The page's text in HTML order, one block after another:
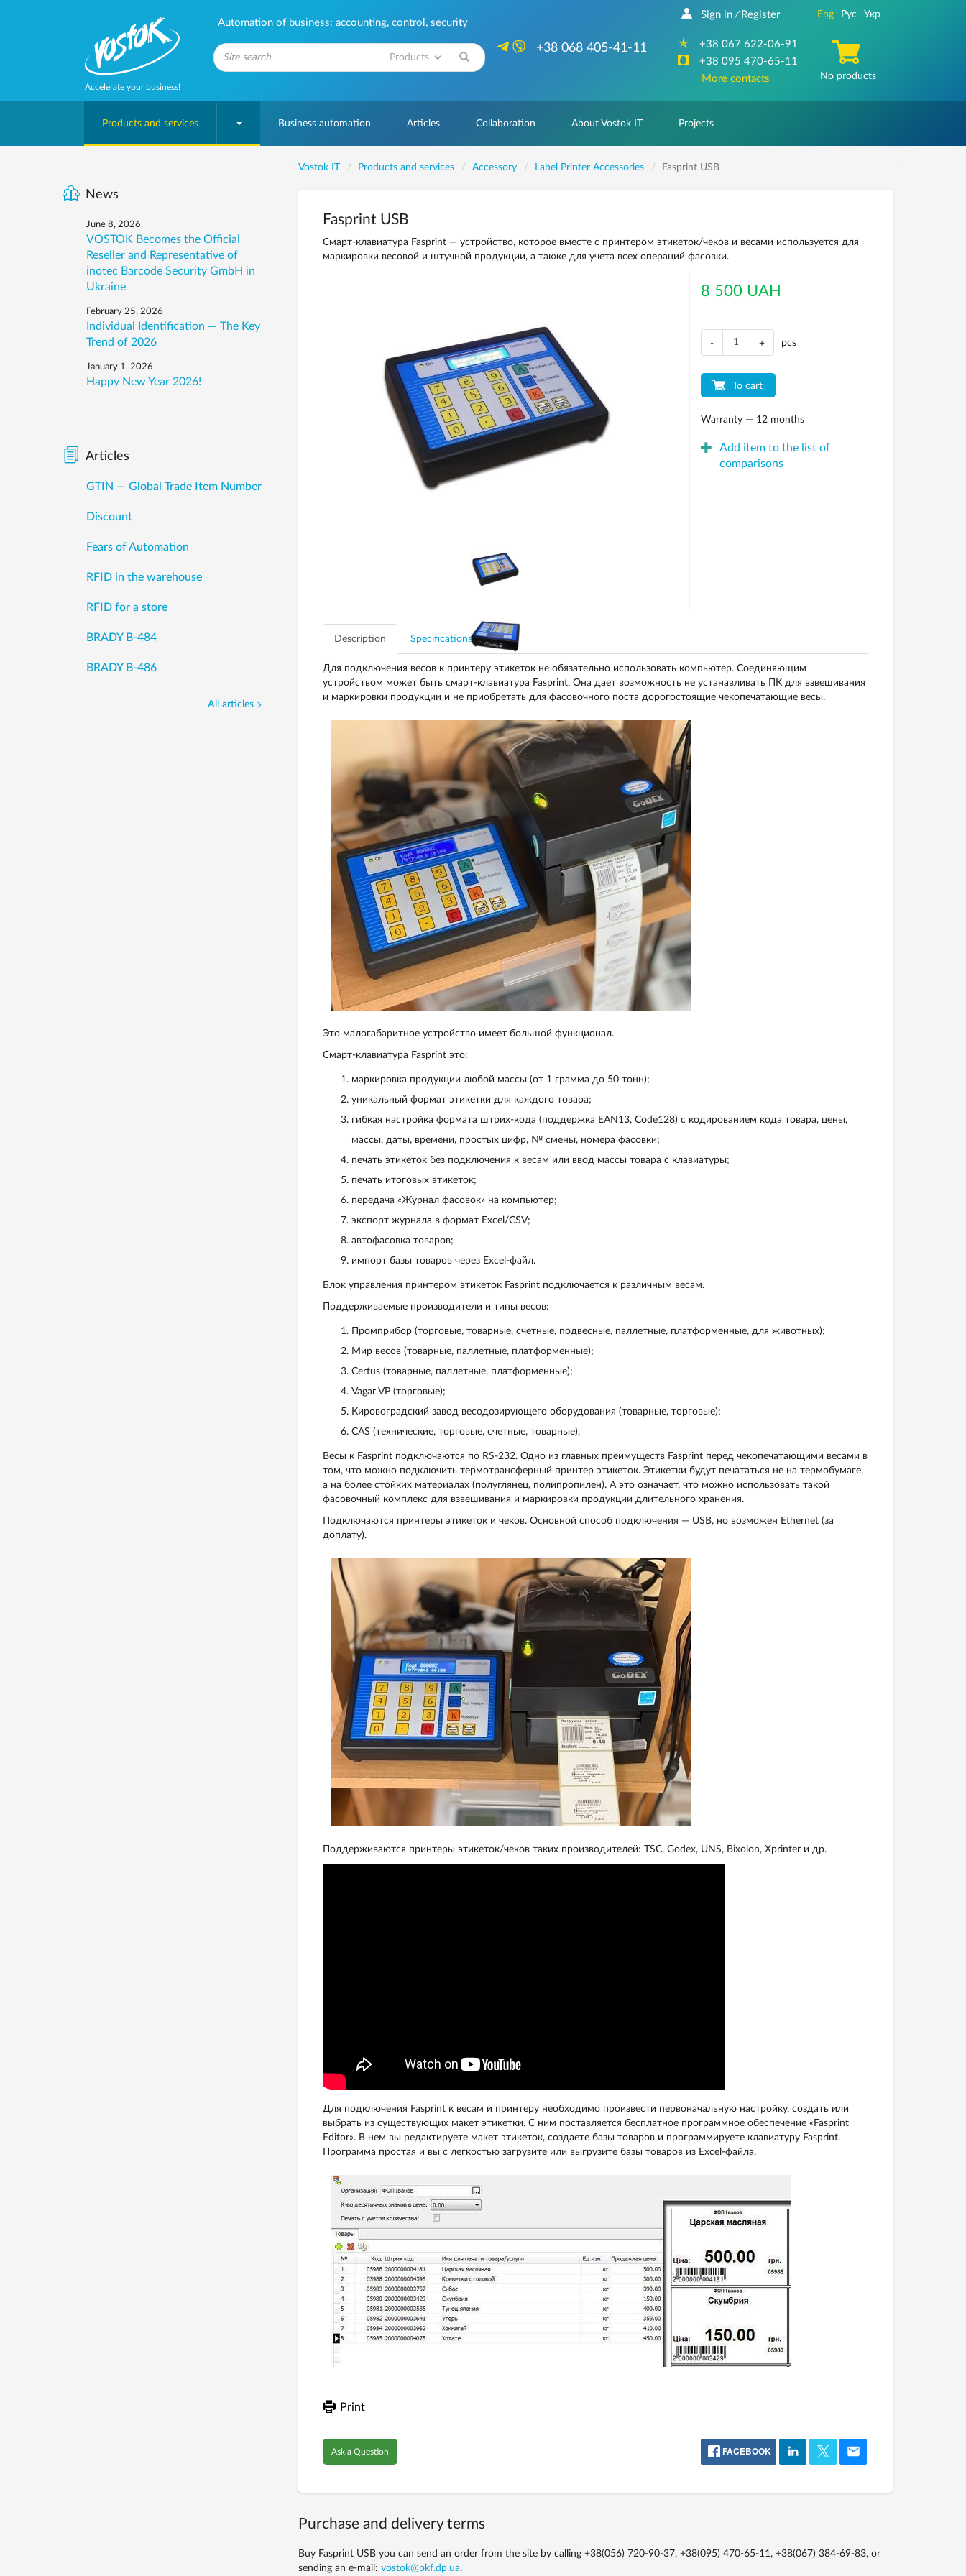
Accelerate your business!
Automation of business: accounting, control, security
+38 068 405-41-11
Sign in / Register
+38 067 622-06-91
+38 095 470-65-11
More contacts
Eng Рус Укр
No products
Products and services Business automation Articles Collaboration About Vostok IT Projects
Vostok IT Products and services Accessory Label Printer Accessories Fasprint USB
Fasprint USB
Cмарт-клавиатура Fasprint — устройство, которое вместе с принтером этикеток/чеков и весами используется для
маркировки весовой и штучной продукции, а также для учета всех операций фасовки.
8 500 UAH
- + pcs
To cart
Warranty — 12 months
Add item to the list of
comparisons
Description Specifications
Для подключения весов к принтеру этикеток не обязательно использовать компьютер. Соединяющим
устройством может быть смарт-клавиатура Fasprint. Она дает возможность не устанавливать ПК для взвешивания
и маркировки продукции и не приобретать для фасовочного поста дорогостоящие чекопечатающие весы.
Это малогабаритное устройство имеет большой функционал.
Смарт-клавиатура Fasprint это:
маркировка продукции любой массы (от 1 грамма до 50 тонн);
уникальный формат этикетки для каждого товара;
гибкая настройка формата штрих-кода (поддержка EAN13, Code128) с кодированием кода товара, цены,
массы, даты, времени, простых цифр, № смены, номера фасовки;
печать этикеток без подключения к весам или ввод массы товара с клавиатуры;
печать итоговых этикеток;
передача «Журнал фасовок» на компьютер;
экспорт журнала в формат Excel/CSV;
автофасовка товаров;
импорт базы товаров через Excel-файл.
Блок управления принтером этикеток Fasprint подключается к различным весам.
Поддерживаемые производители и типы весов:
Промприбор (торговые, товарные, счетные, подвесные, паллетные, платформенные, для животных);
Мир весов (товарные, паллетные, платформенные);
Certus (товарные, паллетные, платформенные);
Vagar VP (торговые);
Кировоградский завод весодозирующего оборудования (товарные, торговые);
CAS (технические, торговые, счетные, товарные).
Весы к Fasprint подключаются по RS-232. Одно из главных преимуществ Fasprint перед чекопечатающими весами в
том, что можно подключить термотрансферный принтер этикеток. Этикетки будут печататься не на термобумаге,
а на более стойких материалах (полуглянец, полипропилен). А это означает, что можно использовать такой
фасовочный комплекс для взвешивания и маркировки продукции длительного хранения.
Подключаются принтеры этикеток и чеков. Основной способ подключения — USB, но возможен Ethernet (за
доплату).
Поддерживаются принтеры этикеток/чеков таких производителей: TSC, Godex, UNS, Bixolon, Xprinter и др.
Для подключения Fasprint к весам и принтеру необходимо произвести первоначальную настройку, создать или
выбрать из существующих макет этикетки. С ним поставляется бесплатное программное обеспечение «Fasprint
Editor». В нем вы редактируете макет этикеток, создаете базы товаров и программируете клавиатуру Fasprint.
Программа простая и вы с легкостью загрузите или выгрузите базы товаров из Excel-файла.
Print
Ask a Question FACEBOOK
Purchase and delivery terms
Buy Fasprint USB you can send an order from the site by calling +38(056) 720-90-37, +38(095) 470-65-11, +38(067) 384-69-83,or
sending an e-mail: vostok@pkf.dp.ua.
News
June 8, 2026
VOSTOK Becomes the Official
Reseller and Representative of
inotec Barcode Security GmbH in
Ukraine
February 25, 2026
Individual Identification — The Key
Trend of 2026
January 1, 2026
Happy New Year 2026!
Articles
GTIN — Global Trade Item Number
Discount
Fears of Automation
RFID in the warehouse
RFID for a store
BRADY B-484
BRADY B-486
All articles